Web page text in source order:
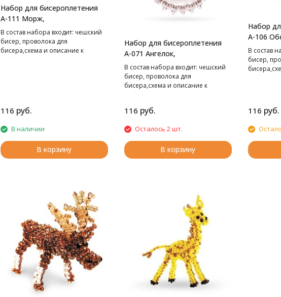
Набор для бисероплетения
А-111 Морж,
В cостав набора входит: чешский
бисер, проволока для
бисера,схема и описание к
работе.
116 руб.
В наличии
В корзину
Набор для бисероплетения
А-071 Ангелок,
В cостав набора входит: чешский
бисер, проволока для
бисера,схема и описание к
работе.
116 руб.
Осталось 2 шт.
В корзину
Набор
А-106
В cостав
бисер,
работе.
116 руб.